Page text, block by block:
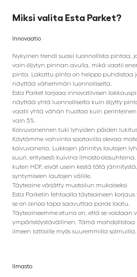
Miksi valita Esta Parket?
Innovaatio
Nykyinen trendi suosii luonnollista pintaa,
vain öljytyn pinnan avulla, mikä vaatii
pinta. Lakattu pinta on helppo puhdistaa
näyttää vähemmän luonnolliselta.
Esta Parket tarjoaa innovatiivisen
näyttää yhtä luonnolliselta kuin öljytty
vaatii yhtä vähän huoltoa kuin
vain 5%.
Koivuvanerinen tuki lyhyiden päiden
Käytämme vahvinta saatavilla olevaa
koivuvaneria. Lukkojen jännitys lautojen
suuri, erityisesti kuivina ilmasto-
kuten HDF, eivät usein kestä tätä
syntymiseen lautojen välille.
Täyteaine värjätty muotoilun mukaiseksi
Esta Parketin tehtaalla täyteaineen
se on ainoa tapa saavuttaa paras laatu.
Täyteaineemme etuna on, että se voidaan
ympäristöystävällinen. Tämä
ilmeen lattioille myös suuremmilla solmuilla.
Ilmasto